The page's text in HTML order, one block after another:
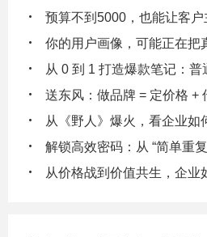
预算不到5000，也能让客户主动找上门？小企
你的用户画像，可能正在把
从 0 到 1 打造爆款笔记：普通
送东风：做品牌 = 定价格 + 传价值
从《野人》爆火，看企业如
解锁高效密码：从 “简单重
从价格战到价值共生，企业如何用双